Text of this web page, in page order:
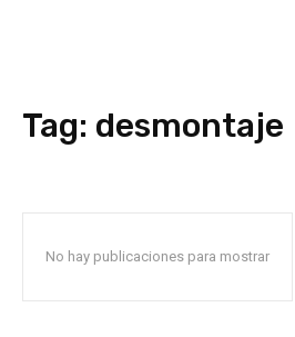
Tag: desmontaje
No hay publicaciones para mostrar